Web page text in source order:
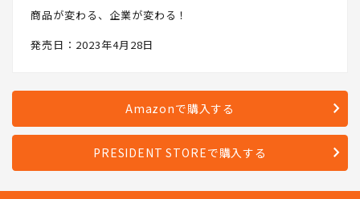
商品が変わる、企業が変わる！
発売日：2023年4月28日
Amazonで購入する
PRESIDENT STOREで購入する